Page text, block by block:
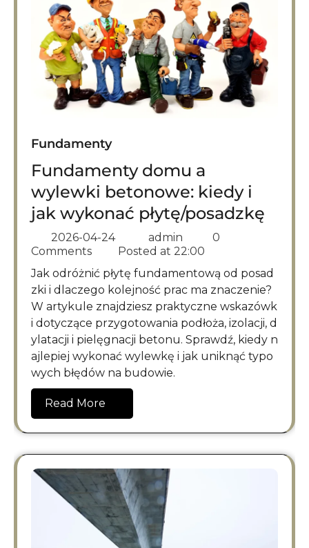
Fundamenty
Fundamenty domu a
wylewki betonowe: kiedy i
jak wykonać płytę/posadzkę
2026-04-24 admin
0
Comments
Posted at 22:00
Jak odróżnić płytę fundamentową od posad
zki i dlaczego kolejność prac ma znaczenie?
W artykule znajdziesz praktyczne wskazówk
i dotyczące przygotowania podłoża, izolacji, d
ylatacji i pielęgnacji betonu. Sprawdź, kiedy n
ajlepiej wykonać wylewkę i jak uniknąć typo
wych błędów na budowie.
Read More